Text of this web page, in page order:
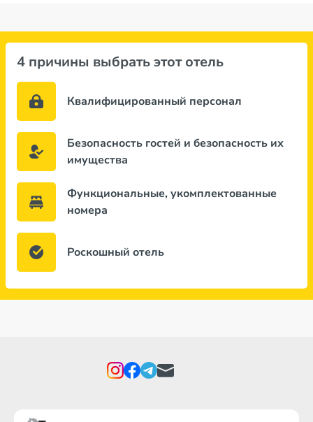
4 причины выбрать этот отель
Квалифицированный персонал
Безопасность гостей и безопасность их
имущества
Функциональные, укомплектованные
номера
Роскошный отель